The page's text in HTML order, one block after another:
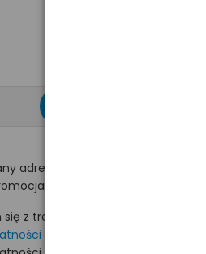
adres e-mail
na hurt.com.pl.
z treścią i akceptuję